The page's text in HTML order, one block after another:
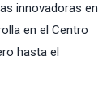
innovadoras en
en el Centro
hasta el